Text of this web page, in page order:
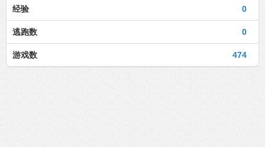
0
经验
0
逃跑数
474
游戏数